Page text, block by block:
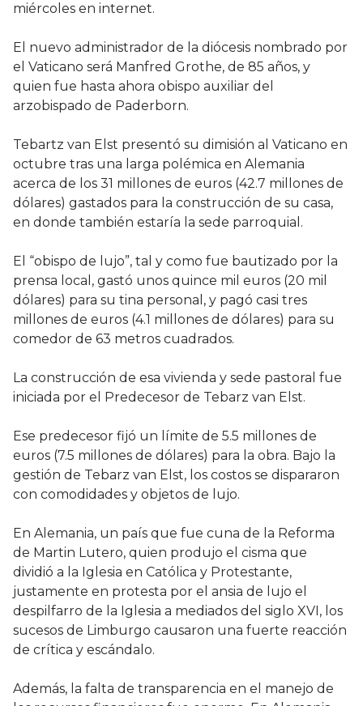
miércoles en internet.
El nuevo administrador de la diócesis nombrado por
el Vaticano será Manfred Grothe, de 85 años, y
quien fue hasta ahora obispo auxiliar del
arzobispado de Paderborn.
Tebartz van Elst presentó su dimisión al Vaticano en
octubre tras una larga polémica en Alemania
acerca de los 31 millones de euros (42.7 millones de
dólares) gastados para la construcción de su casa,
en donde también estaría la sede parroquial.
El “obispo de lujo”, tal y como fue bautizado por la
prensa local, gastó unos quince mil euros (20 mil
dólares) para su tina personal, y pagó casi tres
millones de euros (4.1 millones de dólares) para su
comedor de 63 metros cuadrados.
La construcción de esa vivienda y sede pastoral fue
iniciada por el Predecesor de Tebarz van Elst.
Ese predecesor fijó un límite de 5.5 millones de
euros (7.5 millones de dólares) para la obra. Bajo la
gestión de Tebarz van Elst, los costos se dispararon
con comodidades y objetos de lujo.
En Alemania, un país que fue cuna de la Reforma
de Martin Lutero, quien produjo el cisma que
dividió a la Iglesia en Católica y Protestante,
justamente en protesta por el ansia de lujo el
despilfarro de la Iglesia a mediados del siglo XVI, los
sucesos de Limburgo causaron una fuerte reacción
de crítica y escándalo.
Además, la falta de transparencia en el manejo de